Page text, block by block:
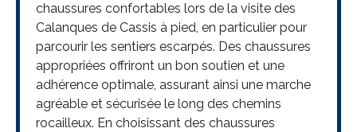
chaussures confortables lors de la visite des
Calanques de Cassis à pied, en particulier pour
parcourir les sentiers escarpés. Des chaussures
appropriées offriront un bon soutien et une
adhérence optimale, assurant ainsi une marche
agréable et sécurisée le long des chemins
rocailleux. En choisissant des chaussures